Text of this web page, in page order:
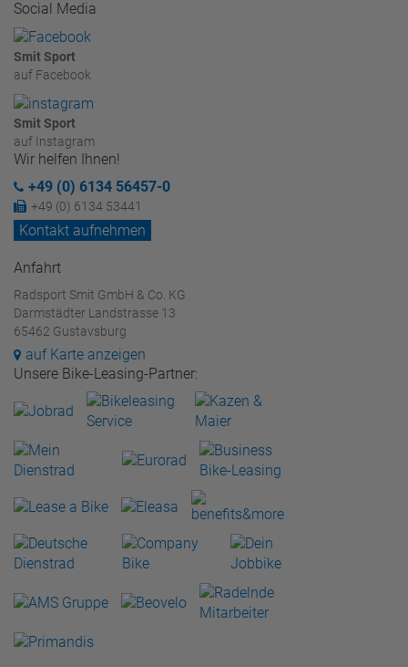
Social Media
Smit Sport
auf Facebook
Smit Sport
auf Instagram
Wir helfen Ihnen!
+49 (0) 6134 56457-0
+49 (0) 6134 53441
Kontakt aufnehmen
Anfahrt
Radsport Smit GmbH & Co. KG
Darmstädter Landstrasse 13
65462 Gustavsburg
auf Karte anzeigen
Unsere Bike-Leasing-Partner: